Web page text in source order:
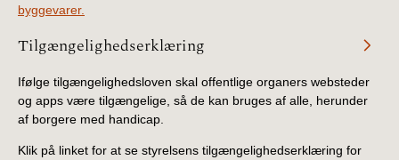
byggevarer.
Tilgængelighedserklæring
Ifølge tilgængelighedsloven skal offentlige organers websteder
og apps være tilgængelige, så de kan bruges af alle, herunder
af borgere med handicap.
Klik på linket for at se styrelsens tilgængelighedserklæring for